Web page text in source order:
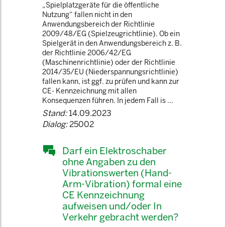
„Spielplatzgeräte für die öffentliche
Nutzung“ fallen nicht in den
Anwendungsbereich der Richtlinie
2009/48/EG (Spielzeugrichtlinie). Ob ein
Spielgerät in den Anwendungsbereich z. B.
der Richtlinie 2006/42/EG
(Maschinenrichtlinie) oder der Richtlinie
2014/35/EU (Niederspannungsrichtlinie)
fallen kann, ist ggf. zu prüfen und kann zur
CE- Kennzeichnung mit allen
Konsequenzen führen. In jedem Fall is ...
Stand:14.09.2023
Dialog:25002
Darf ein Elektroschaber
ohne Angaben zu den
Vibrationswerten (Hand-
Arm-Vibration) formal eine
CE Kennzeichnung
aufweisen und/oder In
Verkehr gebracht werden?